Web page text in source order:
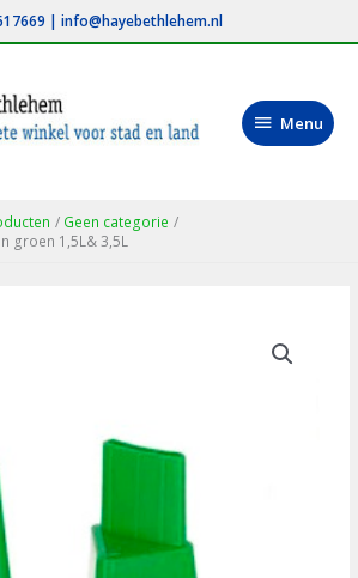
| info@hayebethlehem.nl
Menu
Menu
Geen categorie
groen 1,5L& 3,5L